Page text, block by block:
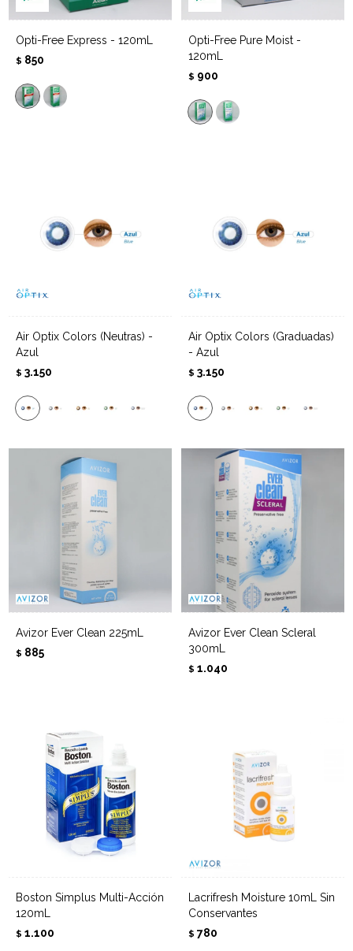
Opti-Free Express - 120mL
$ 850
Opti-Free Pure Moist -
120mL
$ 900
Air Optix Colors (Neutras) -
Azul
$ 3.150
Air Optix Colors (Graduadas)
- Azul
$ 3.150
Avizor Ever Clean 225mL
$ 885
Avizor Ever Clean Scleral
300mL
$ 1.040
Boston Simplus Multi-Acción
120mL
$ 1.100
Conservantes
$ 780